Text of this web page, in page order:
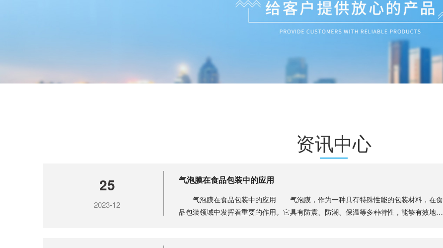
资讯中心
25
2023-12
气泡膜在食品包装中的应用
气泡膜在食品包装中的应用 气泡膜，作为一种具有特殊性能的包装材料，在食
品包装领域中发挥着重要的作用。它具有防震、防潮、保温等多种特性，能够有效地保